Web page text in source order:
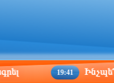
Ինչպե՞ս է